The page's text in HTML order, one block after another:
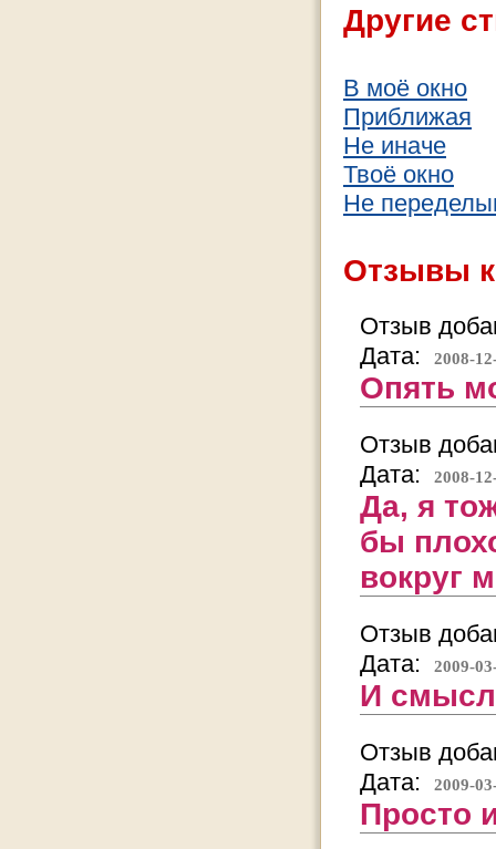
Другие
В моё окно
Приближая
Не иначе
Твоё окно
Не
Отзывы
Отзыв
Дата:
2008-
Опять
Отзыв
Дата:
2008-
Да, я
бы
вокруг
Отзыв
Дата:
2009-
И
Отзыв
Дата:
2009-
Просто